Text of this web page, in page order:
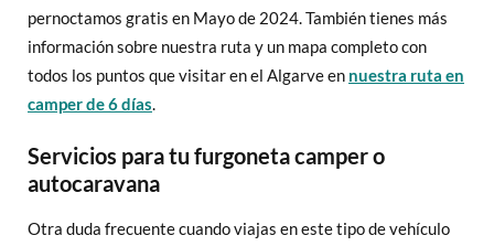
pernoctamos gratis en Mayo de 2024. También tienes más
información sobre nuestra ruta y un mapa completo con
todos los puntos que visitar en el Algarve en nuestra ruta en
camper de 6 días.
Servicios para tu furgoneta camper o
autocaravana
Otra duda frecuente cuando viajas en este tipo de vehículo